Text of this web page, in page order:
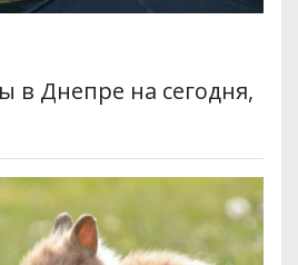
в Днепре на сегодня,